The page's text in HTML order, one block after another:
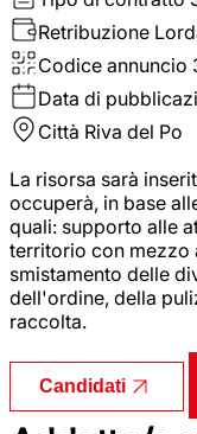
Retribuzione
Codice annuncio
Data di
Città Riva del Po
La risorsa sarà
occuperà, in base
quali: supporto alle
territorio con mezzo
smistamento delle
dell'ordine, della
raccolta.
Candidati